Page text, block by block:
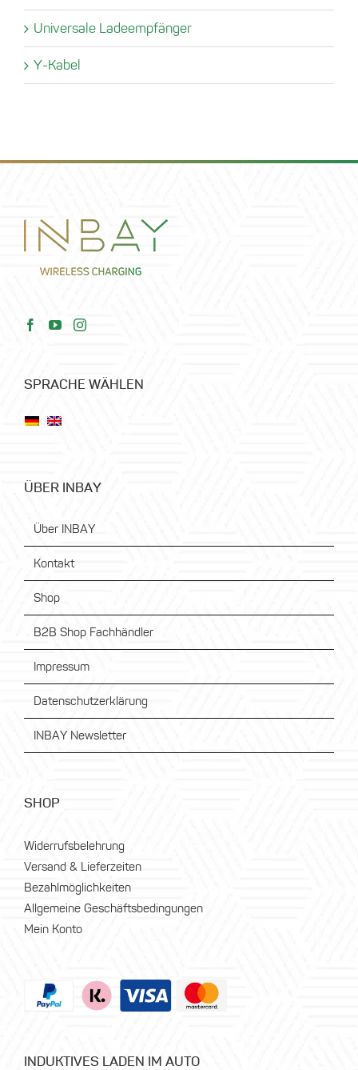
Universale Ladeempfänger
Y-Kabel
SPRACHE WÄHLEN
ÜBER INBAY
Über INBAY
Kontakt
Shop
B2B Shop Fachhändler
Impressum
Datenschutzerklärung
INBAY Newsletter
SHOP
Widerrufsbelehrung
Versand & Lieferzeiten
Bezahlmöglichkeiten
Allgemeine Geschäftsbedingungen
Mein Konto
INDUKTIVES LADEN IM AUTO